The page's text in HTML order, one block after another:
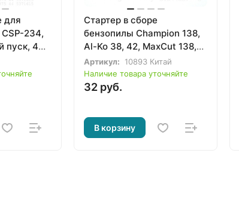
для
234,
пуск, 4
Стартер в сборе
бензопилы Champion 138,
Al-Ko 38, 42, MaxCut 138,
Rebir
Артикул:
10893 Китай
Наличие товара уточняйте
32 руб.
В корзину